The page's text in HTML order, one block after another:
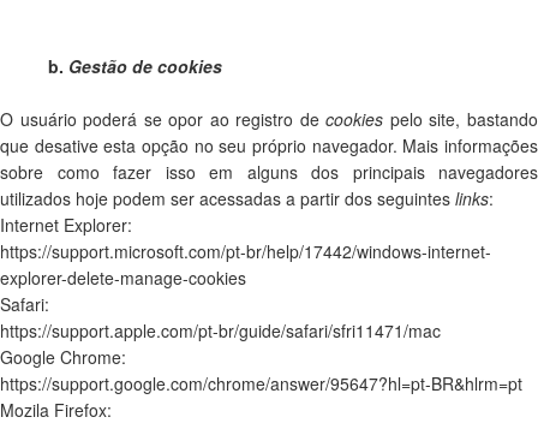
b. Gestão de cookies
O usuário poderá se opor ao registro decookies pelo site, bastando
que desative esta opção no seu próprio navegador. Mais informações
sobre como fazer isso em alguns dos principais navegadores
utilizados hoje podem ser acessadas a partir dos seguintes links:
Internet Explorer:
https://support.microsoft.com/pt-br/help/17442/windows-internet-
explorer-delete-manage-cookies
Safari:
https://support.apple.com/pt-br/guide/safari/sfri11471/mac
Google Chrome:
https://support.google.com/chrome/answer/95647?hl=pt-BR&hlrm=pt
Mozila Firefox: